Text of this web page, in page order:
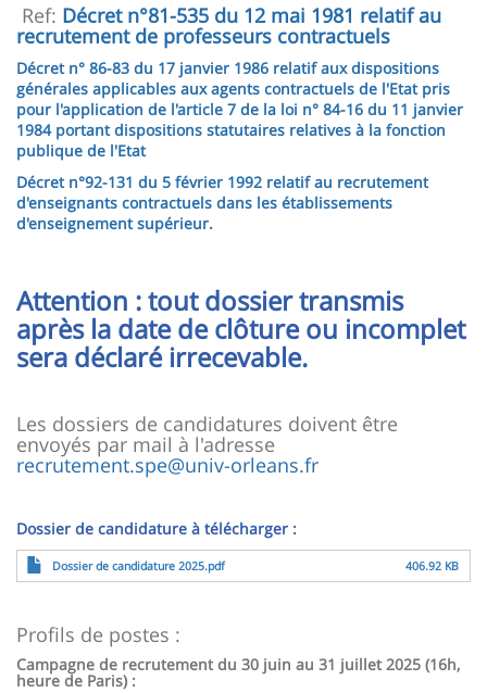
Ref: Décret n°81-535 du 12 mai 1981 relatif au
recrutement de professeurs contractuels
Décret n° 86-83 du 17 janvier 1986 relatif aux dispositions
générales applicables aux agents contractuels de l'Etat pris
pour l'application de l'article 7 de la loi n° 84-16 du 11 janvier
1984 portant dispositions statutaires relatives à la fonction
publique de l'Etat
Décret n°92-131 du 5 février 1992 relatif au recrutement
d'enseignants contractuels dans les établissements
d'enseignement supérieur.
Attention : tout dossier transmis
après la date de clôture ou incomplet
sera déclaré irrecevable.
Les dossiers de candidatures doivent être
envoyés par mail à l'adresse
recrutement.spe@univ-orleans.fr
Dossier de candidature à télécharger :
File
Dossier de candidature 2025.pdf 406.92 KB
Profils de postes :
Campagne de recrutement du 30 juin au 31 juillet 2025 (16h,
heure de Paris) :